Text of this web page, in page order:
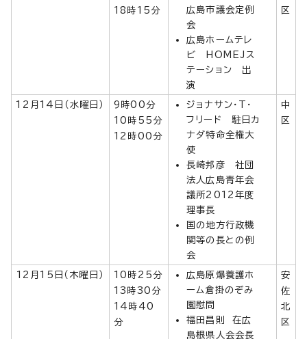
18時15分
広島市議会定例
会
広島ホームテレ
ビ HOMEJス
テーション 出
演
区
12月14日（水曜日）
9時00分
10時55分
12時00分
ジョナサン・T・
フリード 駐日カ
ナダ特命全権大
使
長崎邦彦 社団
法人広島青年会
議所2012年度
理事長
国の地方行政機
関等の長との例
会
中
区
12月15日（木曜日）
10時25分
13時30分
14時40
分
広島原爆養護ホ
ーム倉掛のぞみ
園慰問
福田昌則 在広
島根県人会会長
安
佐
北
区